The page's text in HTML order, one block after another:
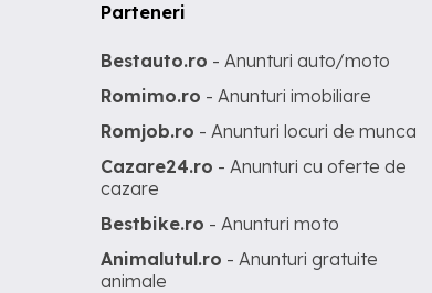
Parteneri
Bestauto.ro - Anunturi auto/moto
Romimo.ro - Anunturi imobiliare
Romjob.ro - Anunturi locuri de munca
Cazare24.ro - Anunturi cu oferte de
cazare
Bestbike.ro - Anunturi moto
Animalutul.ro - Anunturi gratuite
animale